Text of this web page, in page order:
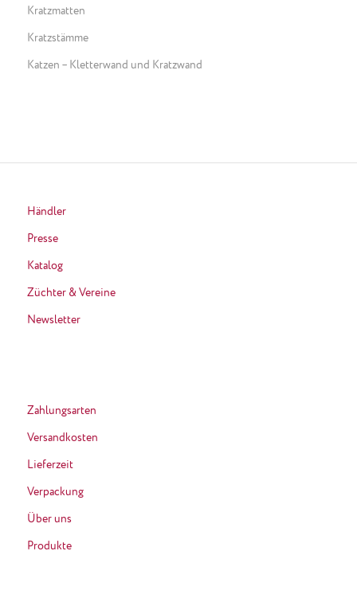
Kratzmatten
Kratzstämme
Katzen – Kletterwand und Kratzwand
Händler
Presse
Katalog
Züchter & Vereine
Newsletter
Zahlungsarten
Versandkosten
Lieferzeit
Verpackung
Über uns
Produkte